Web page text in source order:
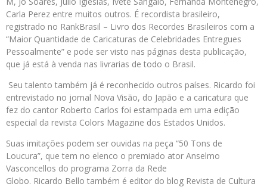
Carla Perez entre muitos outros. É recordista brasileiro,
registrado no RankBrasil – Livro dos Recordes Brasileiros com a
“Maior Quantidade de Caricaturas de Celebridades Entregues
Pessoalmente” e pode ser visto nas páginas desta publicação,
que já está à venda nas livrarias de todo o Brasil.
Seu talento também já é reconhecido outros países. Ricardo foi
entrevistado no jornal Nova Visão, do Japão e a caricatura que
fez do cantor Roberto Carlos foi estampada em uma edição
especial da revista Colors Magazine dos Estados Unidos.
Suas imitações podem ser ouvidas na peça “50 Tons de
Loucura”, que tem no elenco o premiado ator Anselmo
Vasconcellos do programa Zorra da Rede
Globo. Ricardo Bello também é editor do blog Revista de Cultura